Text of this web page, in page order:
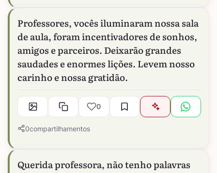
Professores, vocês iluminaram nossa sala
de aula, foram incentivadores de sonhos,
amigos e parceiros. Deixarão grandes
saudades e enormes lições. Levem nosso
carinho e nossa gratidão.
0
0compartilhamentos
Querida professora, não tenho palavras